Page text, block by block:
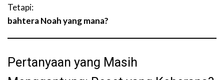
Tetapi:
bahtera Noah yang mana?
Pertanyaan yang Masih